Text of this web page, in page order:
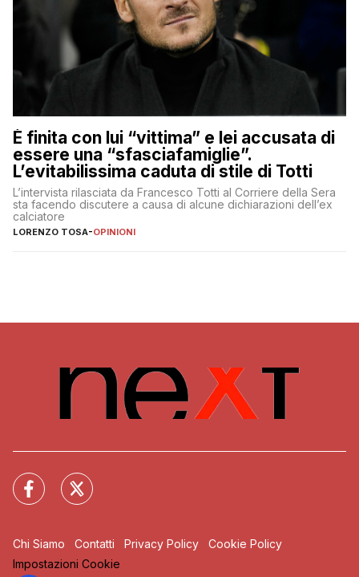
È finita con lui “vittima” e lei accusata di
essere una “sfasciafamiglie”.
L’evitabilissima caduta di stile di Totti
L’intervista rilasciata da Francesco Totti al Corriere della Sera
sta facendo discutere a causa di alcune dichiarazioni dell’ex
calciatore
LORENZO TOSA-OPINIONI
Chi Siamo Contatti Privacy Policy
Cookie Policy
Impostazioni Cookie